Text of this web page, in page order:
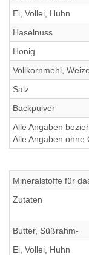
Ei, Vollei, Huhn
Haselnuss
Honig
Vollkornmehl,
Salz
Backpulver
Alle Angaben
Alle Angaben ohne
Mineralstoffe für
Zutaten
Butter, Süßrahm-
Ei, Vollei, Huhn